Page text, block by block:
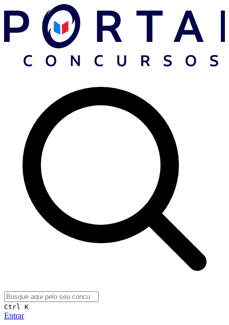
Ctrl K
Entrar